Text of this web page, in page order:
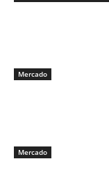
Mercado
Mercado